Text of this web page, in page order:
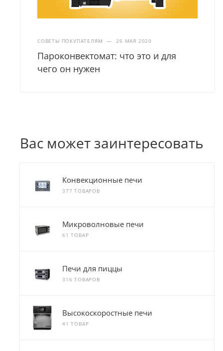
СОВЕТЫ ПОКУПАТЕЛЯМ — 26 МАЯ 2020
Пароконвектомат: что это и для
чего он нужен
Вас может заинтересовать
Конвекционные печи
377 ТОВАРОВ
Микроволновые печи
61 ТОВАР
Печи для пиццы
316 ТОВАРОВ
Высокоскоростные печи
41 ТОВАР